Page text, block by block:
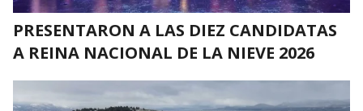
PRESENTARON A LAS DIEZ CANDIDATAS
A REINA NACIONAL DE LA NIEVE 2026